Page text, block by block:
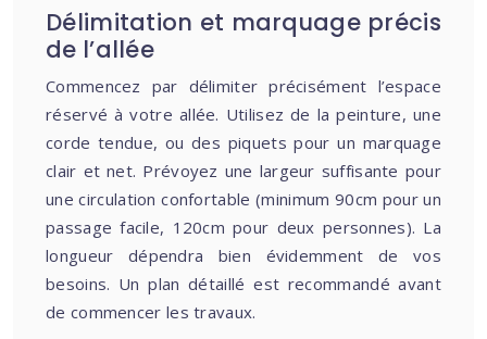
Délimitation et marquage précis
de l’allée
Commencez par délimiter précisément l’espace
réservé à votre allée. Utilisez de la peinture, une
corde tendue, ou des piquets pour un marquage
clair et net. Prévoyez une largeur suffisante pour
une circulation confortable (minimum 90cm pour un
passage facile, 120cm pour deux personnes). La
longueur dépendra bien évidemment de vos
besoins. Un plan détaillé est recommandé avant
de commencer les travaux.